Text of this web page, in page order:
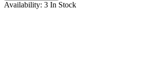
Availability: 3 In Stock